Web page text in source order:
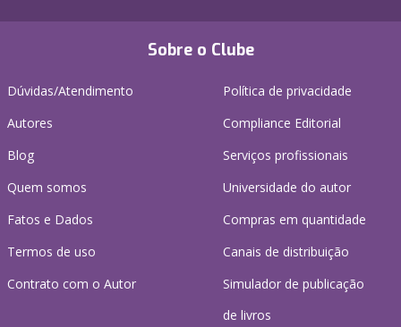
Sobre o Clube
Dúvidas/Atendimento
Autores
Blog
Quem somos
Fatos e Dados
Termos de uso
Contrato com o Autor
Política de privacidade
Compliance Editorial
Serviços profissionais
Universidade do autor
Compras em quantidade
Canais de distribuição
Simulador de publicação
de livros